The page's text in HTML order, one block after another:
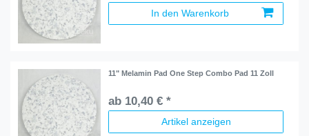
In den Warenkorb
11" Melamin Pad One Step Combo Pad 11 Zoll
ab 10,40 € *
Artikel anzeigen